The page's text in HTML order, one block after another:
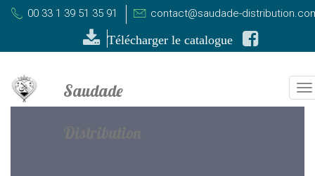
00 33 1 39 51 35 91 contact@saudade-
Télécharger le catalogue